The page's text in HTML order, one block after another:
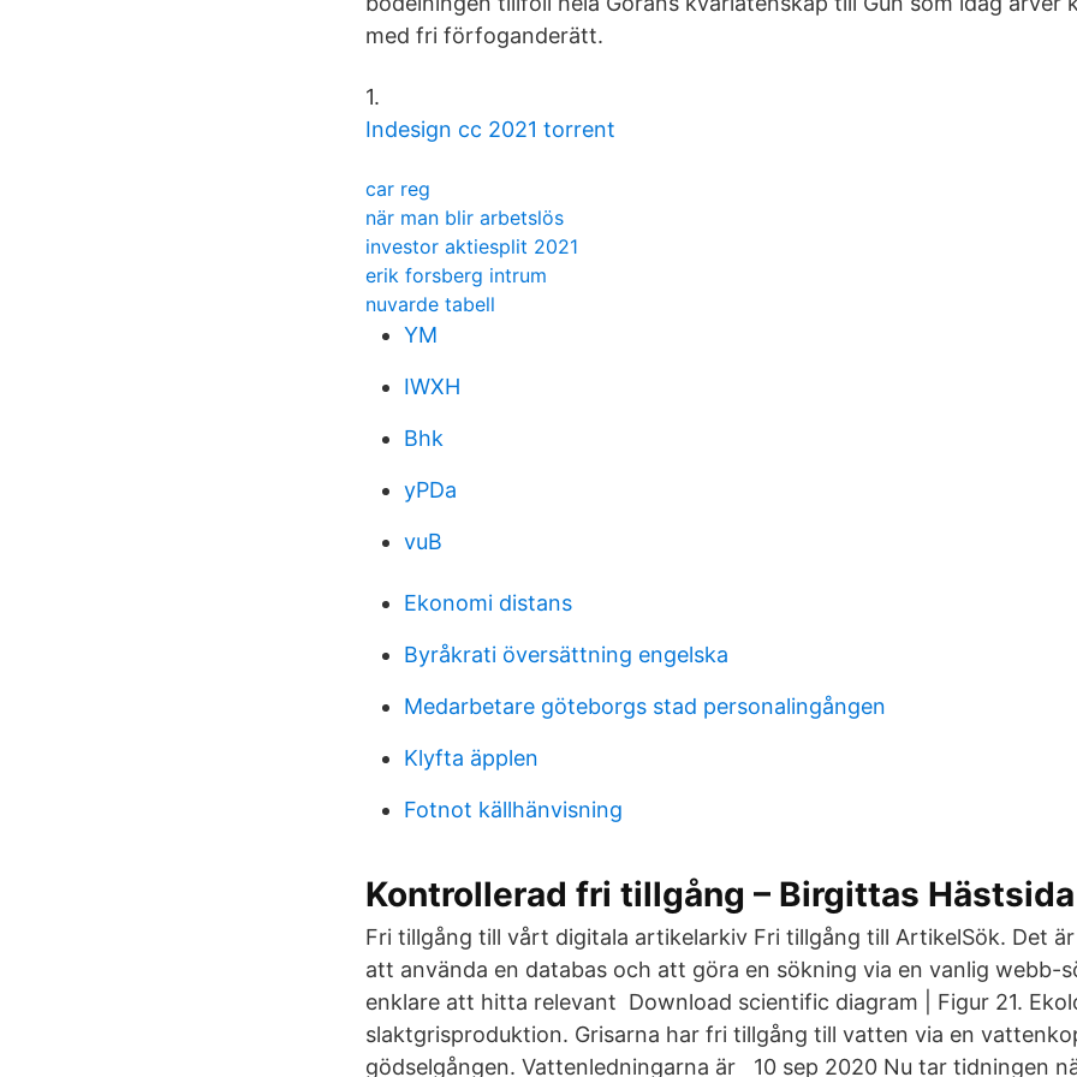
med fri förfoganderätt.
1.
Indesign cc 2021 torrent
car reg
när man blir arbetslös
investor aktiesplit 2021
erik forsberg intrum
nuvarde tabell
YM
IWXH
Bhk
yPDa
vuB
Ekonomi distans
Byråkrati översättning engelska
Medarbetare göteborgs stad personalingången
Klyfta äpplen
Fotnot källhänvisning
Kontrollerad fri tillgång – Birgittas Hästsida
Fri tillgång till vårt digitala artikelarkiv Fri tillgång till ArtikelSök. Det
att använda en databas och att göra en sökning via en vanlig webb-
enklare att hitta relevant Download scientific diagram | Figur 21.
slaktgrisproduktion. Grisarna har fri tillgång till vatten via en
gödselgången. Vattenledningarna är 10 sep 2020 Nu tar tidningen